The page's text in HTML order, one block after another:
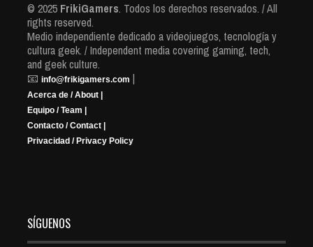
© 2025 FrikiGamers. Todos los derechos reservados. / All
rights reserved.
Medio independiente dedicado a videojuegos, tecnología y
cultura geek. / Independent media covering gaming, tech,
and geek culture.
📧 info@frikigamers.com |
Acerca de / About |
Equipo / Team |
Contacto / Contact |
Privacidad / Privacy Policy
SÍGUENOS